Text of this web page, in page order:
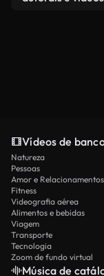
licenciamento
Vídeos de
Natureza
Pessoas
Amor e Relacionamentos
Fitness
Videografia aérea
Alimentos e bebidas
Viagem
Transporte
Tecnologia
Zoom de fundo virtual
Música de